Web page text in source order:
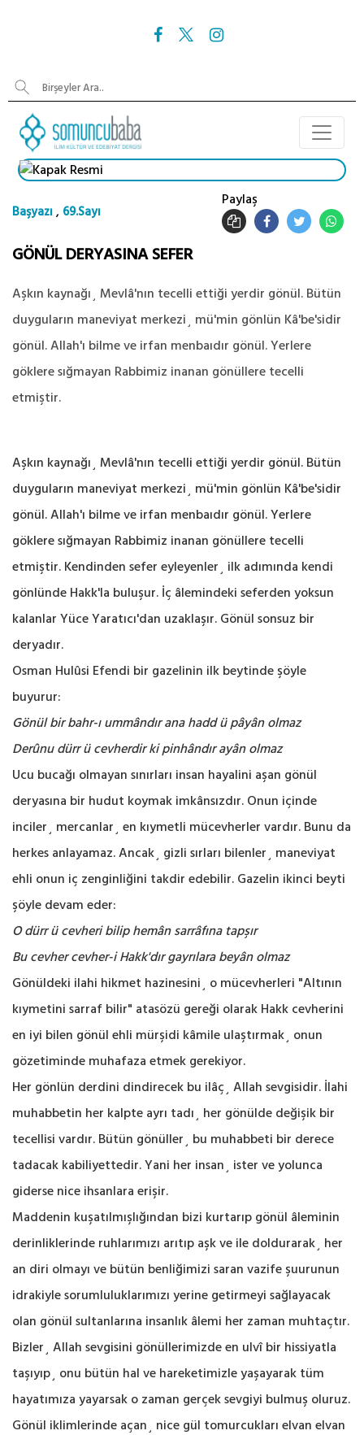
Başyazı, 69.Sayı
Paylaş
GÖNÜL DERYASINA SEFER
Aşkın kaynağı¸ Mevlâ'nın tecelli ettiği yerdir gönül. Bütün
duyguların maneviyat merkezi¸ mü'min gönlün Kâ'be'sidir
gönül. Allah'ı bilme ve irfan menbaıdır gönül. Yerlere
göklere sığmayan Rabbimiz inanan gönüllere tecelli
etmiştir.
Aşkın kaynağı¸ Mevlâ'nın tecelli ettiği yerdir gönül. Bütün
duyguların maneviyat merkezi¸ mü'min gönlün Kâ'be'sidir
gönül. Allah'ı bilme ve irfan menbaıdır gönül. Yerlere
göklere sığmayan Rabbimiz inanan gönüllere tecelli
etmiştir. Kendinden sefer eyleyenler¸ ilk adımında kendi
gönlünde Hakk'la buluşur. İç âlemindeki seferden yoksun
kalanlar Yüce Yaratıcı'dan uzaklaşır. Gönül sonsuz bir
deryadır.
Osman Hulûsi Efendi bir gazelinin ilk beytinde şöyle
buyurur:
Gönül bir bahr-ı ummândır ana hadd ü pâyân olmaz
Derûnu dürr ü cevherdir ki pinhândır ayân olmaz
Ucu bucağı olmayan sınırları insan hayalini aşan gönül
deryasına bir hudut koymak imkânsızdır. Onun içinde
inciler¸ mercanlar¸ en kıymetli mücevherler vardır. Bunu da
herkes anlayamaz. Ancak¸ gizli sırları bilenler¸ maneviyat
ehli onun iç zenginliğini takdir edebilir. Gazelin ikinci beyti
şöyle devam eder:
O dürr ü cevheri bilip hemân sarrâfına tapşır
Bu cevher cevher-i Hakk'dır gayrılara beyân olmaz
Gönüldeki ilahi hikmet hazinesini¸ o mücevherleri "Altının
kıymetini sarraf bilir" atasözü gereği olarak Hakk cevherini
en iyi bilen gönül ehli mürşidi kâmile ulaştırmak¸ onun
gözetiminde muhafaza etmek gerekiyor.
Her gönlün derdini dindirecek bu ilâç¸ Allah sevgisidir. İlahi
muhabbetin her kalpte ayrı tadı¸ her gönülde değişik bir
tecellisi vardır. Bütün gönüller¸ bu muhabbeti bir derece
tadacak kabiliyettedir. Yani her insan¸ ister ve yolunca
giderse nice ihsanlara erişir.
Maddenin kuşatılmışlığından bizi kurtarıp gönül âleminin
derinliklerinde ruhlarımızı arıtıp aşk ve ile doldurarak¸ her
an diri olmayı ve bütün benliğimizi saran vazife şuurunun
idrakiyle sorumluluklarımızı yerine getirmeyi sağlayacak
olan gönül sultanlarına insanlık âlemi her zaman muhtaçtır.
Bizler¸ Allah sevgisini gönüllerimizde en ulvî bir hissiyatla
taşıyıp¸ onu bütün hal ve hareketimizle yaşayarak tüm
hayatımıza yayarsak o zaman gerçek sevgiyi bulmuş oluruz.
Gönül iklimlerinde açan¸ nice gül tomurcukları elvan elvan